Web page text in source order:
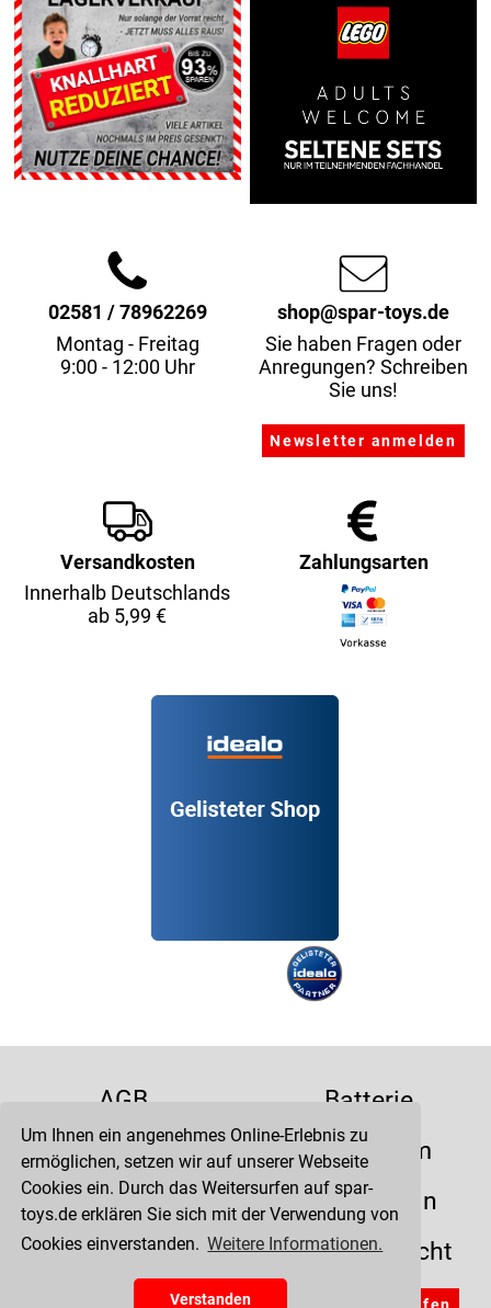
Um Ihnen ein angenehmes Online-Erlebnis zu
ermöglichen, setzen wir auf unserer Webseite
Cookies ein. Durch das Weitersurfen auf spar-
toys.de erklären Sie sich mit der Verwendung von
Cookies einverstanden. Weitere Informationen.
Verstanden
02581 / 78962269
Montag - Freitag
9:00 - 12:00 Uhr
shop@spar-toys.de
Sie haben Fragen oder
Anregungen? Schreiben
Sie uns!
Versandkosten
Innerhalb Deutschlands
ab 5,99 €
Zahlungsarten
AGB
Batterie
Datenschutz
Impressum
Kontakt
Liefertermin
Versandkosten
Widerrufsrecht